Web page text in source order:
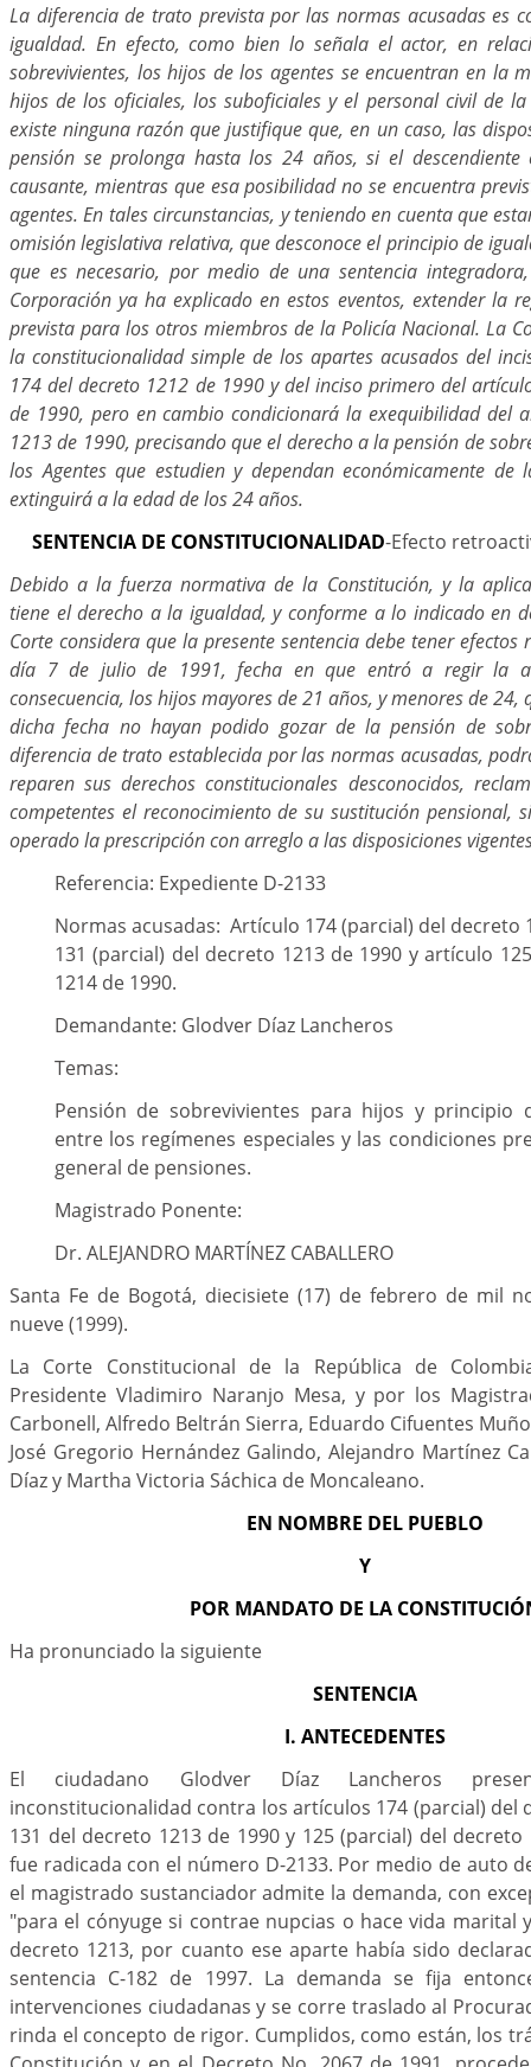
La diferencia de trato prevista por las normas acusadas es
igualdad. En efecto, como bien lo señala el actor, en
sobrevivientes, los hijos de los agentes se encuentran en la
hijos de los oficiales, los suboficiales y el personal civil de
existe ninguna razón que justifique que, en un caso, las
pensión se prolonga hasta los 24 años, si el descendiente
causante, mientras que esa posibilidad no se encuentra
agentes. En tales circunstancias, y teniendo en cuenta que
omisión legislativa relativa, que desconoce el principio de
que es necesario, por medio de una sentencia
Corporación ya ha explicado en estos eventos, extender la
prevista para los otros miembros de la Policía Nacional. La
la constitucionalidad simple de los apartes acusados del
174 del decreto 1212 de 1990 y del inciso primero del
de 1990, pero en cambio condicionará la exequibilidad del
1213 de 1990, precisando que el derecho a la pensión de
los Agentes que estudien y dependan económicamente de
extinguirá a la edad de los 24 años.
SENTENCIA DE CONSTITUCIONALIDAD-Efecto
Debido a la fuerza normativa de la Constitución, y la
tiene el derecho a la igualdad, y conforme a lo indicado en
Corte considera que la presente sentencia debe tener
día 7 de julio de 1991, fecha en que entró a regir la
consecuencia, los hijos mayores de 21 años, y menores de
dicha fecha no hayan podido gozar de la pensión de
diferencia de trato establecida por las normas acusadas,
reparen sus derechos constitucionales desconocidos,
competentes el reconocimiento de su sustitución pensional,
operado la prescripción con arreglo a las disposiciones
Referencia: Expediente D-2133
Normas acusadas: Artículo 174 (parcial) del decreto
131 (parcial) del decreto 1213 de 1990 y artículo
1214 de 1990.
Demandante: Glodver Díaz Lancheros
Temas:
Pensión de sobrevivientes para hijos y principio
entre los regímenes especiales y las condiciones
general de pensiones.
Magistrado Ponente:
Dr. ALEJANDRO MARTÍNEZ CABALLERO
Santa Fe de Bogotá, diecisiete (17) de febrero de mil
nueve (1999).
La Corte Constitucional de la República de
Presidente Vladimiro Naranjo Mesa, y por los
Carbonell, Alfredo Beltrán Sierra, Eduardo Cifuentes
José Gregorio Hernández Galindo, Alejandro Martínez
Díaz y Martha Victoria Sáchica de Moncaleano.
EN NOMBRE DEL PUEBLO
Y
POR MANDATO DE LA
Ha pronunciado la siguiente
SENTENCIA
I. ANTECEDENTES
El ciudadano Glodver Díaz Lancheros
inconstitucionalidad contra los artículos 174 (parcial) del
131 del decreto 1213 de 1990 y 125 (parcial) del decreto
fue radicada con el número D-2133. Por medio de auto
el magistrado sustanciador admite la demanda, con
"para el cónyuge si contrae nupcias o hace vida marital
decreto 1213, por cuanto ese aparte había sido
sentencia C-182 de 1997. La demanda se fija
intervenciones ciudadanas y se corre traslado al
rinda el concepto de rigor. Cumplidos, como están, los